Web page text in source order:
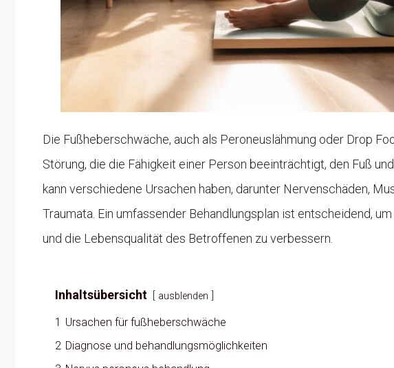
Die Fußheberschwäche, auch als Peroneuslähmung oder Drop
Störung, die die Fähigkeit einer Person beeinträchtigt, den Fuß
kann verschiedene Ursachen haben, darunter Nervenschäden,
Traumata. Ein umfassender Behandlungsplan ist entscheidend,
und die Lebensqualität des Betroffenen zu verbessern.
Inhaltsübersicht ausblenden
1 Ursachen für fußheberschwäche
2 Diagnose und behandlungsmöglichkeiten